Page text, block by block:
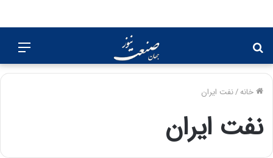
برای
خانه/نفت ایران
نفت ایران